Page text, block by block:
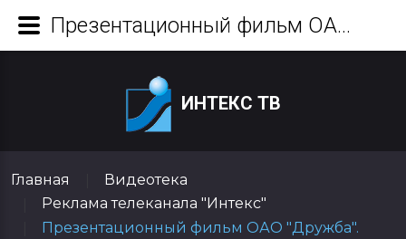
ИНТЕКС ТВ
Главная
Видеотека
Реклама телеканала "Интекс"
Презентационный фильм ОАО "Дружба".
Презентационный фильм ОАО "Дружба".